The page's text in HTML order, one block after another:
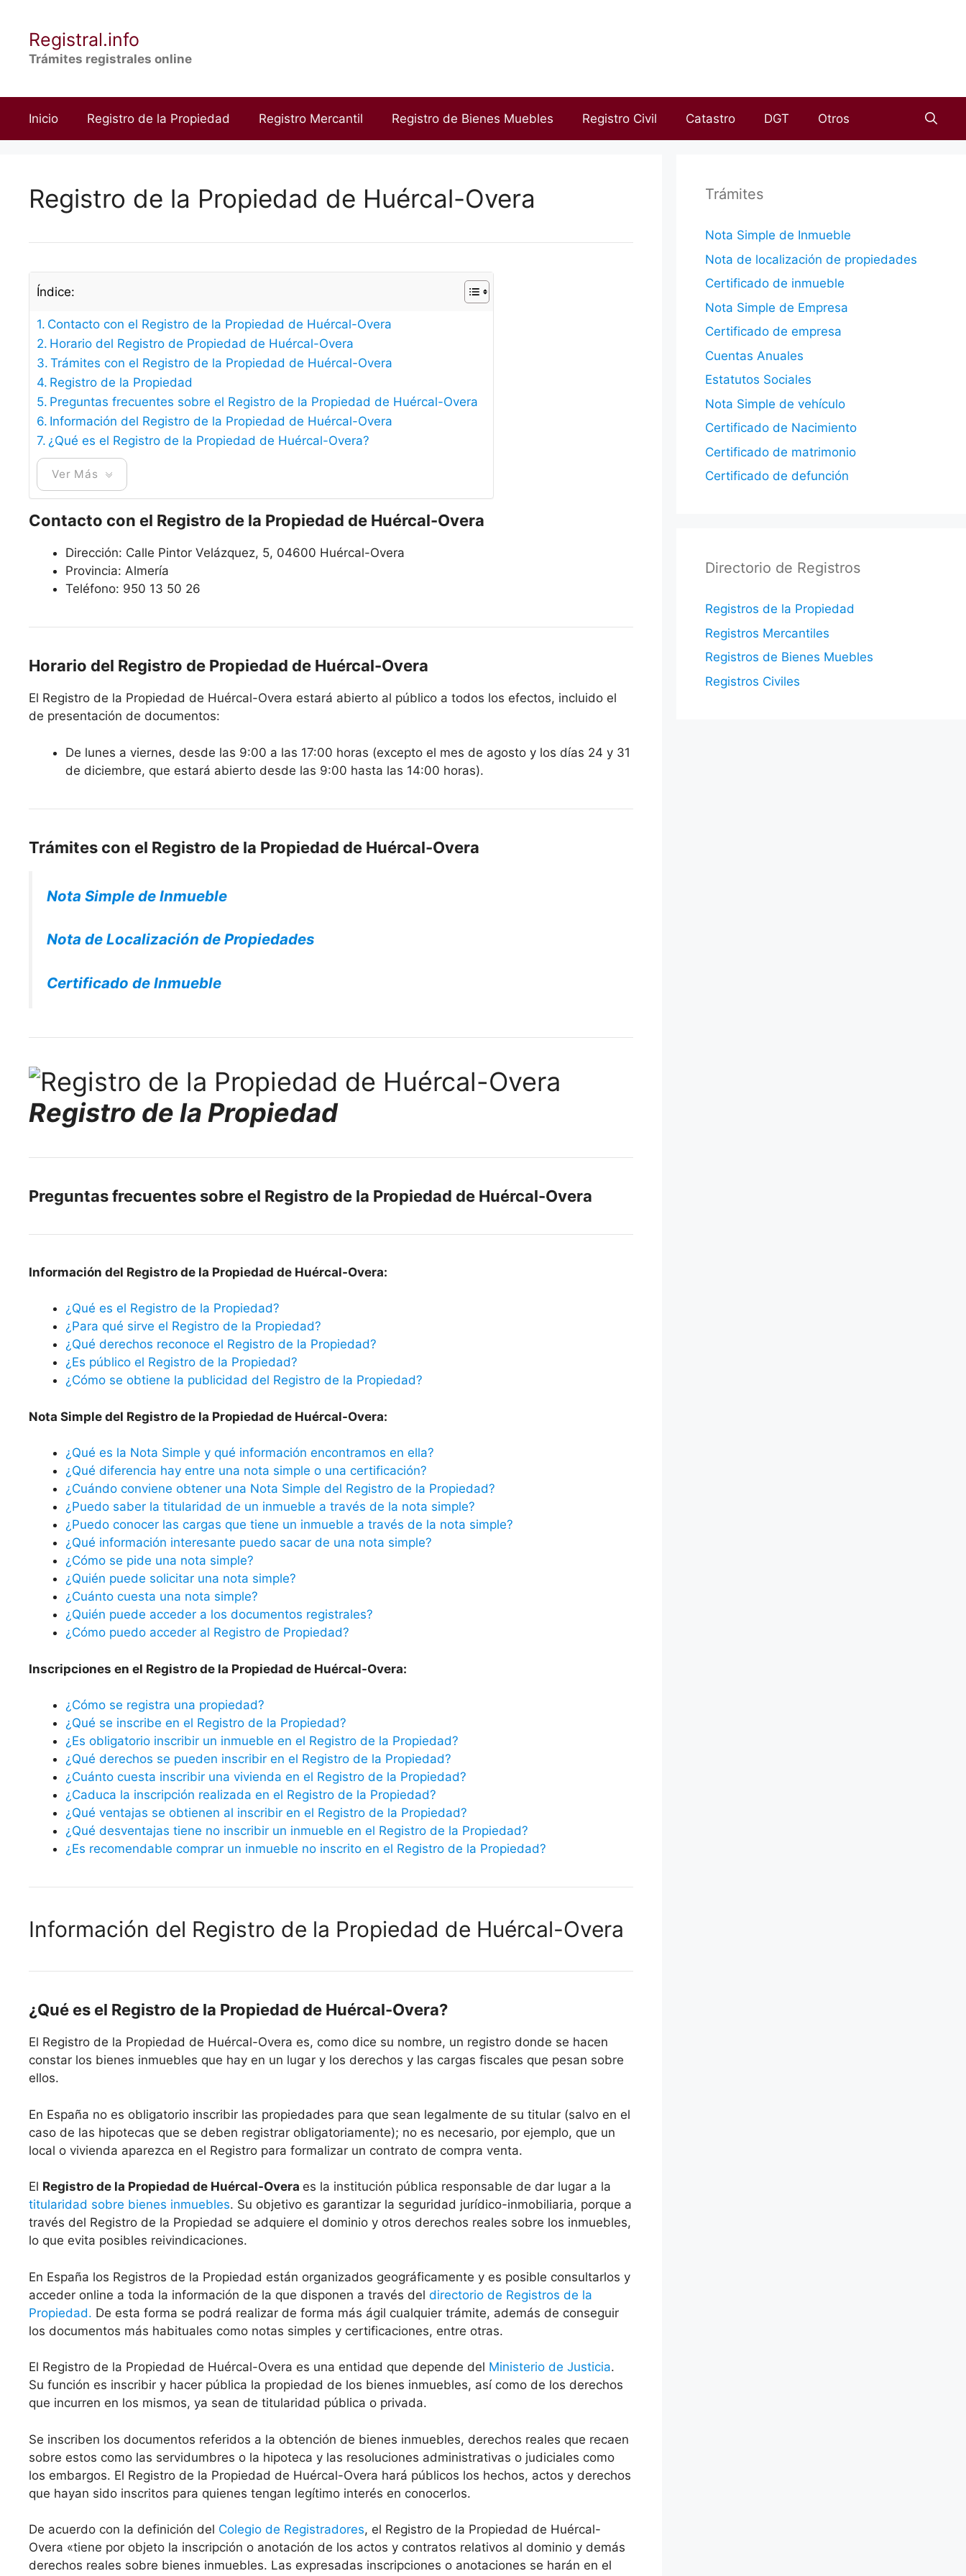
contenidoRegistral.info
Trámites registrales online
Inicio Registro de la Propiedad Registro Mercantil Registro de Bienes Muebles Registro Civil Catastro DGT Otros
Registro de la Propiedad de Huércal-Overa
Índice:
Contacto con el Registro de la Propiedad de Huércal-Overa
Horario del Registro de Propiedad de Huércal-Overa
Trámites con el Registro de la Propiedad de Huércal-Overa
Registro de la Propiedad
Preguntas frecuentes sobre el Registro de la Propiedad de Huércal-Overa
Información del Registro de la Propiedad de Huércal-Overa
¿Qué es el Registro de la Propiedad de Huércal-Overa?
Ver Más
Contacto con el Registro de la Propiedad de Huércal-Overa
Dirección: Calle Pintor Velázquez, 5, 04600 Huércal-Overa
Provincia: Almería
Teléfono: 950 13 50 26
Horario del Registro de Propiedad de Huércal-Overa
El Registro de la Propiedad de Huércal-Overa estará abierto al público a todos los efectos, incluido el
de presentación de documentos:
De lunes a viernes, desde las 9:00 a las 17:00 horas (excepto el mes de agosto y los días 24 y 31
de diciembre, que estará abierto desde las 9:00 hasta las 14:00 horas).
Trámites con el Registro de la Propiedad de Huércal-Overa
Nota Simple de Inmueble
Nota de Localización de Propiedades
Certificado de Inmueble
Registro de la Propiedad
Preguntas frecuentes sobre el Registro de la Propiedad de Huércal-Overa
Información del Registro de la Propiedad de Huércal-Overa:
¿Qué es el Registro de la Propiedad?
¿Para qué sirve el Registro de la Propiedad?
¿Qué derechos reconoce el Registro de la Propiedad?
¿Es público el Registro de la Propiedad?
¿Cómo se obtiene la publicidad del Registro de la Propiedad?
Nota Simple del Registro de la Propiedad de Huércal-Overa:
¿Qué es la Nota Simple y qué información encontramos en ella?
¿Qué diferencia hay entre una nota simple o una certificación?
¿Cuándo conviene obtener una Nota Simple del Registro de la Propiedad?
¿Puedo saber la titularidad de un inmueble a través de la nota simple?
¿Puedo conocer las cargas que tiene un inmueble a través de la nota simple?
¿Qué información interesante puedo sacar de una nota simple?
¿Cómo se pide una nota simple?
¿Quién puede solicitar una nota simple?
¿Cuánto cuesta una nota simple?
¿Quién puede acceder a los documentos registrales?
¿Cómo puedo acceder al Registro de Propiedad?
Inscripciones en el Registro de la Propiedad de Huércal-Overa:
¿Cómo se registra una propiedad?
¿Qué se inscribe en el Registro de la Propiedad?
¿Es obligatorio inscribir un inmueble en el Registro de la Propiedad?
¿Qué derechos se pueden inscribir en el Registro de la Propiedad?
¿Cuánto cuesta inscribir una vivienda en el Registro de la Propiedad?
¿Caduca la inscripción realizada en el Registro de la Propiedad?
¿Qué ventajas se obtienen al inscribir en el Registro de la Propiedad?
¿Qué desventajas tiene no inscribir un inmueble en el Registro de la Propiedad?
¿Es recomendable comprar un inmueble no inscrito en el Registro de la Propiedad?
Información del Registro de la Propiedad de Huércal-Overa
¿Qué es el Registro de la Propiedad de Huércal-Overa?
El Registro de la Propiedad de Huércal-Overa es, como dice su nombre, un registro donde se hacen
constar los bienes inmuebles que hay en un lugar y los derechos y las cargas fiscales que pesan sobre
ellos.
En España no es obligatorio inscribir las propiedades para que sean legalmente de su titular (salvo en el
caso de las hipotecas que se deben registrar obligatoriamente); no es necesario, por ejemplo, que un
local o vivienda aparezca en el Registro para formalizar un contrato de compra venta.
El Registro de la Propiedad de Huércal-Overa es la institución pública responsable de dar lugar a la
titularidad sobre bienes inmuebles. Su objetivo es garantizar la seguridad jurídico-inmobiliaria, porque a
través del Registro de la Propiedad se adquiere el dominio y otros derechos reales sobre los inmuebles,
lo que evita posibles reivindicaciones.
En España los Registros de la Propiedad están organizados geográficamente y es posible consultarlos y
acceder online a toda la información de la que disponen a través del directorio de Registros de la
Propiedad. De esta forma se podrá realizar de forma más ágil cualquier trámite, además de conseguir
los documentos más habituales como notas simples y certificaciones, entre otras.
El Registro de la Propiedad de Huércal-Overa es una entidad que depende del Ministerio de Justicia.
Su función es inscribir y hacer pública la propiedad de los bienes inmuebles, así como de los derechos
que incurren en los mismos, ya sean de titularidad pública o privada.
Se inscriben los documentos referidos a la obtención de bienes inmuebles, derechos reales que recaen
sobre estos como las servidumbres o la hipoteca y las resoluciones administrativas o judiciales como
los embargos. El Registro de la Propiedad de Huércal-Overa hará públicos los hechos, actos y derechos
que hayan sido inscritos para quienes tengan legítimo interés en conocerlos.
De acuerdo con la definición del Colegio de Registradores, el Registro de la Propiedad de Huércal-
Overa «tiene por objeto la inscripción o anotación de los actos y contratos relativos al dominio y demás
derechos reales sobre bienes inmuebles. Las expresadas inscripciones o anotaciones se harán en el
Trámites
Nota Simple de Inmueble
Nota de localización de propiedades
Certificado de inmueble
Nota Simple de Empresa
Certificado de empresa
Cuentas Anuales
Estatutos Sociales
Nota Simple de vehículo
Certificado de Nacimiento
Certificado de matrimonio
Certificado de defunción
Directorio de Registros
Registros de la Propiedad
Registros Mercantiles
Registros de Bienes Muebles
Registros Civiles